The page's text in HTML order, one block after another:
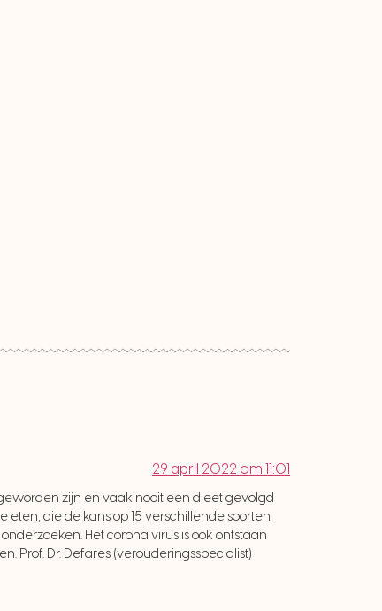
29 april 2022 om 11:01
zijn en vaak nooit een dieet gevolgd
die de kans op 15 verschillende soorten
Het corona virus is ook ontstaan
Prof. Dr. Defares (verouderingsspecialist)